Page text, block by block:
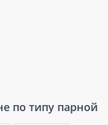
по типу парной